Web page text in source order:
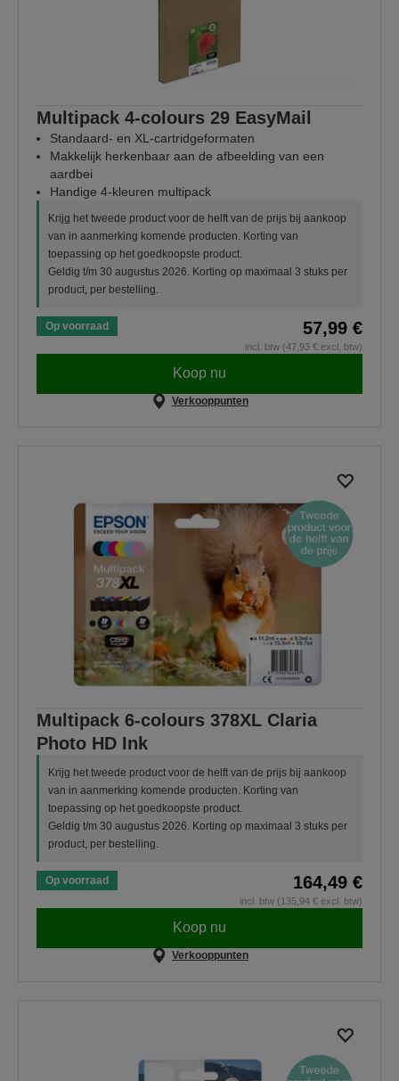
Multipack 4-colours 29 EasyMail
Standaard- en XL-cartridgeformaten
Makkelijk herkenbaar aan de afbeelding van een
aardbei
Handige 4-kleuren multipack
Krijg het tweede product voor de helft van de prijs bij aankoop
van in aanmerking komende producten. Korting van
toepassing op het goedkoopste product.
Geldig t/m 30 augustus 2026. Korting op maximaal 3 stuks per
product, per bestelling.
Op voorraad 57,99 €
incl. btw (47,93 € excl. btw)
Koop nu
Verkooppunten
Multipack 6-colours 378XL Claria
Photo HD Ink
Krijg het tweede product voor de helft van de prijs bij aankoop
van in aanmerking komende producten. Korting van
toepassing op het goedkoopste product.
Geldig t/m 30 augustus 2026. Korting op maximaal 3 stuks per
product, per bestelling.
Op voorraad 164,49 €
incl. btw (135,94 € excl. btw)
Koop nu
Verkooppunten